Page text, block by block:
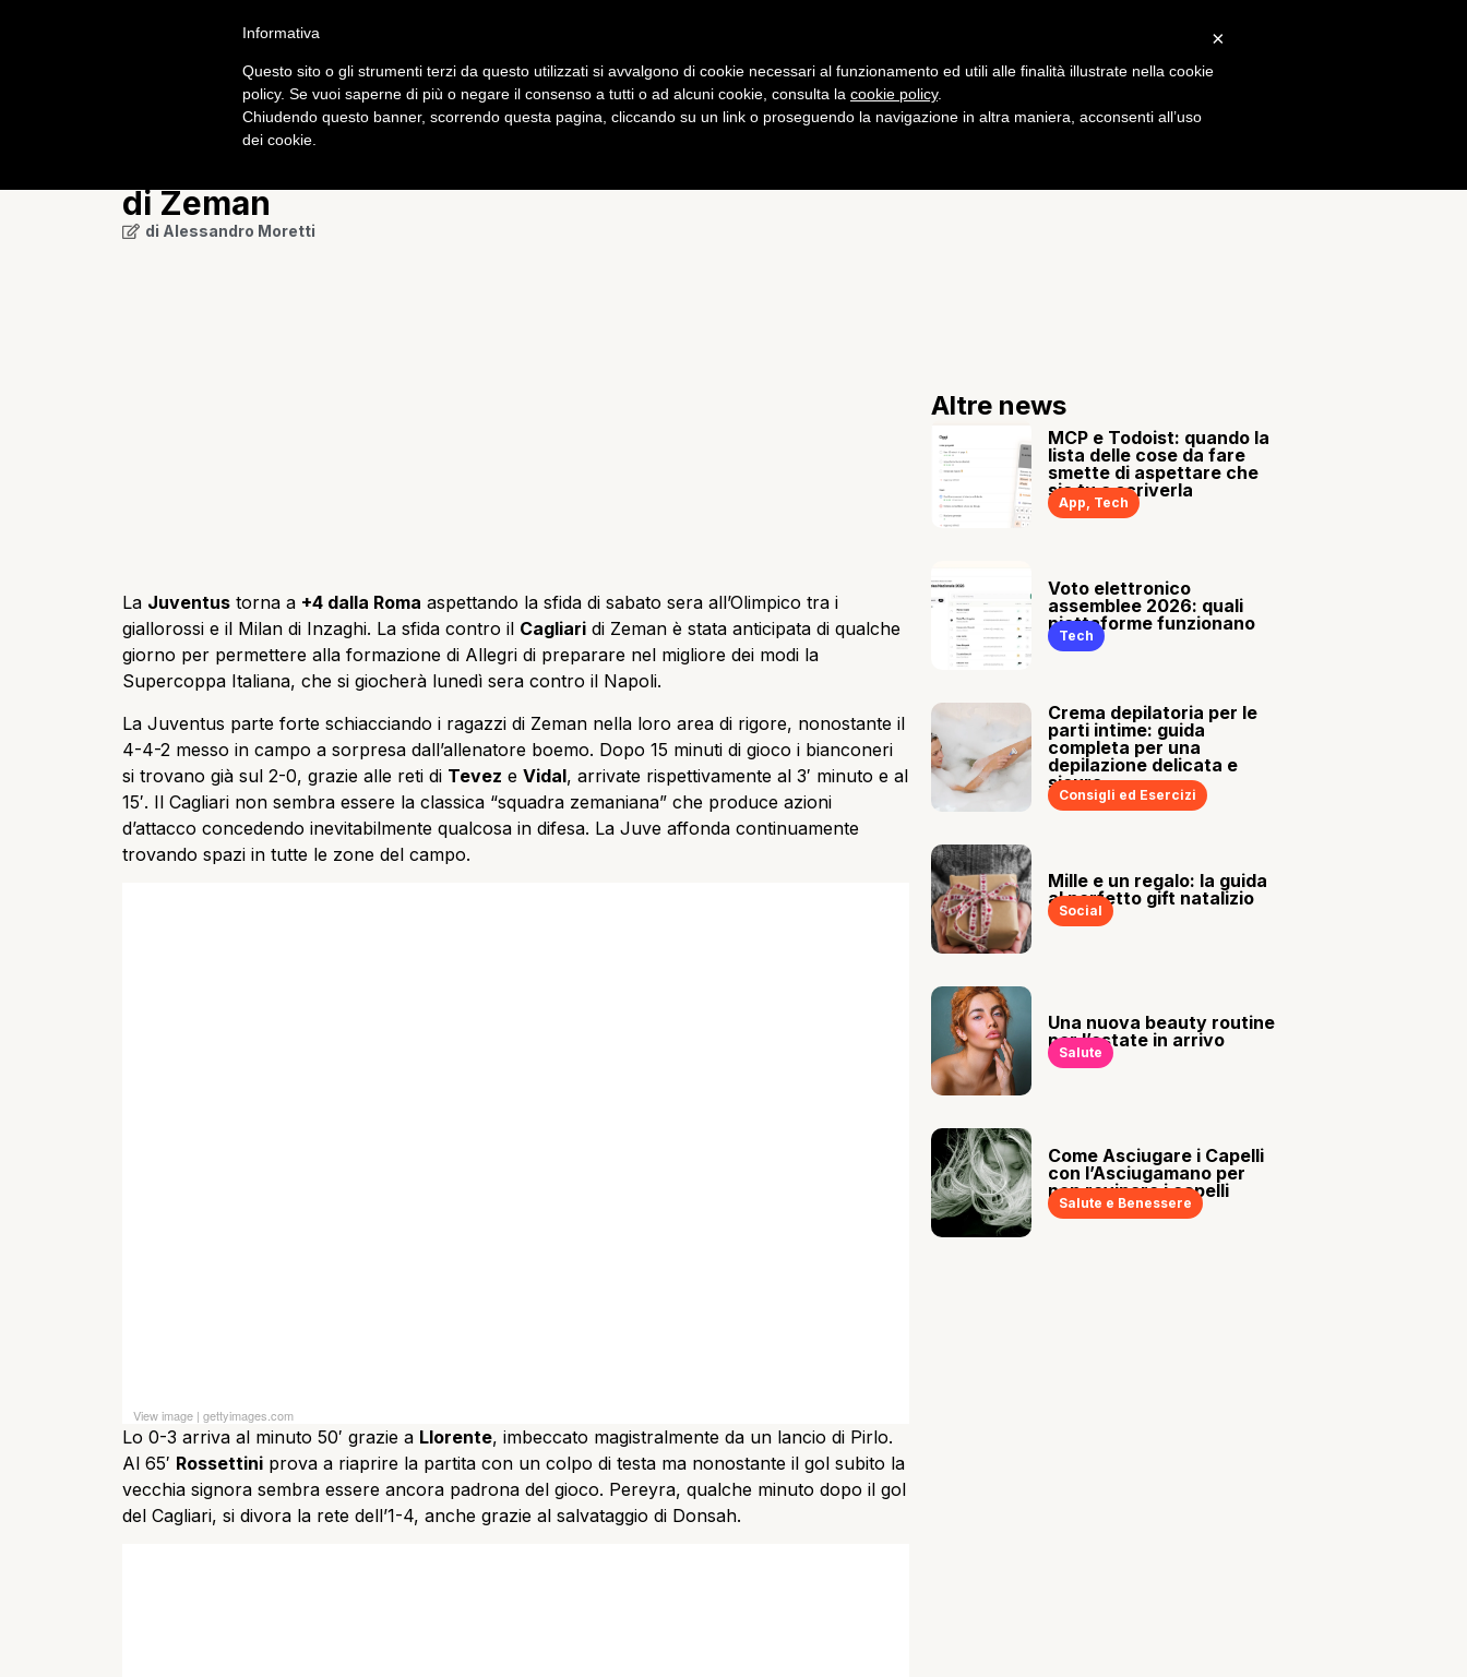
di Zeman
di Alessandro Moretti
La Juventus torna a +4 dalla Roma aspettando la sfida di sabato sera all’Olimpico tra i
giallorossi e il Milan di Inzaghi. La sfida contro il Cagliari di Zeman è stata anticipata di qualche
giorno per permettere alla formazione di Allegri di preparare nel migliore dei modi la
Supercoppa Italiana, che si giocherà lunedì sera contro il Napoli.
La Juventus parte forte schiacciando i ragazzi di Zeman nella loro area di rigore, nonostante il
4-4-2 messo in campo a sorpresa dall’allenatore boemo. Dopo 15 minuti di gioco i bianconeri
si trovano già sul 2-0, grazie alle reti di Tevez e Vidal, arrivate rispettivamente al 3′ minuto e al
15′. Il Cagliari non sembra essere la classica “squadra zemaniana” che produce azioni
d’attacco concedendo inevitabilmente qualcosa in difesa. La Juve affonda continuamente
trovando spazi in tutte le zone del campo.
View image | gettyimages.com
Lo 0-3 arriva al minuto 50′ grazie a Llorente, imbeccato magistralmente da un lancio di Pirlo.
Al 65′ Rossettini prova a riaprire la partita con un colpo di testa ma nonostante il gol subito la
vecchia signora sembra essere ancora padrona del gioco. Pereyra, qualche minuto dopo il gol
del Cagliari, si divora la rete dell’1-4, anche grazie al salvataggio di Donsah.
Altre news
MCP e Todoist: quando la
lista delle cose da fare
smette di aspettare che
sia tu a scriverla
App, Tech
Voto elettronico
assemblee 2026: quali
piattaforme funzionano
Tech
Crema depilatoria per le
parti intime: guida
completa per una
depilazione delicata e
sicura
Consigli ed Esercizi
Mille e un regalo: la guida
al perfetto gift natalizio
Social
Una nuova beauty routine
per l’estate in arrivo
Salute
Come Asciugare i Capelli
con l’Asciugamano per
non rovinare i capelli
Salute e Benessere
×
Informativa
Questo sito o gli strumenti terzi da questo utilizzati si avvalgono di cookie necessari al funzionamento ed utili alle finalità illustrate nella cookie
policy. Se vuoi saperne di più o negare il consenso a tutti o ad alcuni cookie, consulta la cookie policy.
Chiudendo questo banner, scorrendo questa pagina, cliccando su un link o proseguendo la navigazione in altra maniera, acconsenti all’uso
dei cookie.